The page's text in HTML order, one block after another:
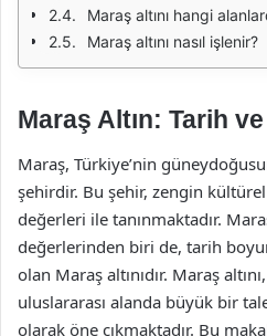
Maraş altını hangi
Maraş altını nasıl işlenir?
Maraş Altın: Tarih
Maraş, Türkiye’nin
şehirdir. Bu şehir, zengin
değerleri ile tanınmaktadır.
değerlerinden biri de, tarih
olan Maraş altınıdır. Maraş
uluslararası alanda büyük bir
olarak öne çıkmaktadır. Bu